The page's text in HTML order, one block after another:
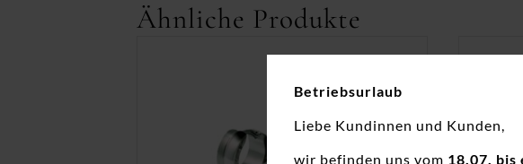
Ähnliche Produkte
Betriebsurlaub
Liebe Kundinnen und Kunden,
wir befinden uns vom 18.07. bis